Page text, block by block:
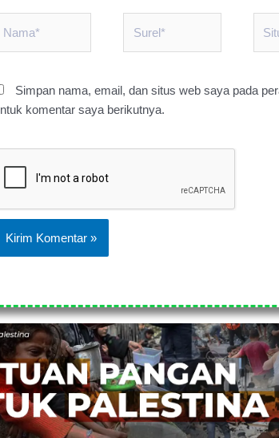
web
Simpan nama, email, dan situs web saya pada
komentar saya berikutnya.